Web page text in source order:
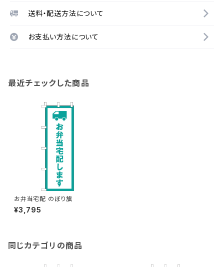
送料・配送方法について
お支払い方法について
最近チェックした商品
お弁当宅配 のぼり旗
¥3,795
同じカテゴリの商品